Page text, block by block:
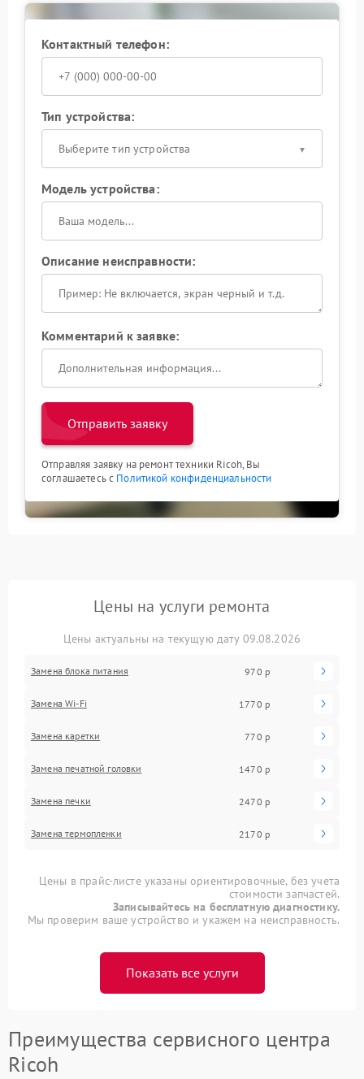
Контактный телефон:
Тип устройства:
Выберите тип устройства
Модель устройства:
Описание неисправности:
Комментарий к заявке:
Отправить заявку
Отправляя заявку на ремонт техники Ricoh, Вы
соглашаетесь с Политикой конфиденциальности
Цены на услуги ремонта
Цены актуальны на текущую дату 09.08.2026
Замена блока питания 970 р
Замена Wi-Fi 1770 р
Замена каретки 770 р
Замена печатной головки 1470 р
Замена печки 2470 р
Замена термопленки 2170 р
Цены в прайс-листе указаны ориентировочные, без учета
стоимости запчастей.
Записывайтесь на бесплатную диагностику.
Мы проверим ваше устройство и укажем на неисправность.
Показать все услуги
Преимущества сервисного центра
Ricoh